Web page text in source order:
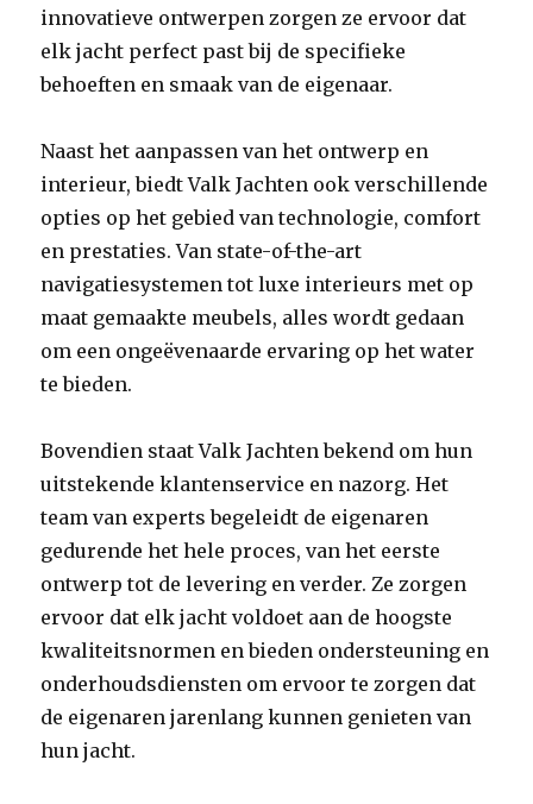
innovatieve ontwerpen zorgen ze ervoor dat
elk jacht perfect past bij de specifieke
behoeften en smaak van de eigenaar.
Naast het aanpassen van het ontwerp en
interieur, biedt Valk Jachten ook verschillende
opties op het gebied van technologie, comfort
en prestaties. Van state-of-the-art
navigatiesystemen tot luxe interieurs met op
maat gemaakte meubels, alles wordt gedaan
om een ongeëvenaarde ervaring op het water
te bieden.
Bovendien staat Valk Jachten bekend om hun
uitstekende klantenservice en nazorg. Het
team van experts begeleidt de eigenaren
gedurende het hele proces, van het eerste
ontwerp tot de levering en verder. Ze zorgen
ervoor dat elk jacht voldoet aan de hoogste
kwaliteitsnormen en bieden ondersteuning en
onderhoudsdiensten om ervoor te zorgen dat
de eigenaren jarenlang kunnen genieten van
hun jacht.